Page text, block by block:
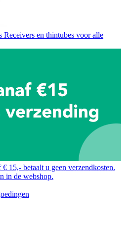
Receivers en thintubes voor alle
15,- betaalt u geen verzendkosten.
in de webshop.